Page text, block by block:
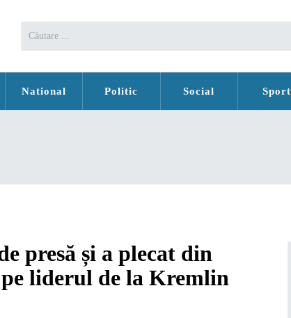
National Politic Social Sport
presă și a plecat din
liderul de la Kremlin